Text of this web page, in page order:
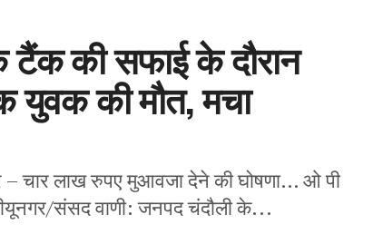
टैंक की सफाई के दौरान
युवक की मौत, मचा
– चार लाख रुपए मुआवजा देने की घोषणा… ओ पी
संसद वाणी: जनपद चंदौली के...